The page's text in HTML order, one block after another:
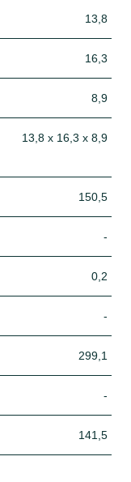
13,8
16,3
8,9
13,8 x 16,3 x 8,9
150,5
-
0,2
-
299,1
-
141,5